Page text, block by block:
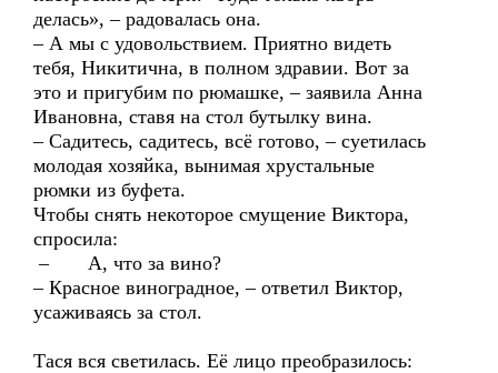
делась», – радовалась она.
– А мы с удовольствием. Приятно видеть
тебя, Никитична, в полном здравии. Вот за
это и пригубим по рюмашке, – заявила Анна
Ивановна, ставя на стол бутылку вина.
– Садитесь, садитесь, всё готово, – суетилась
молодая хозяйка, вынимая хрустальные
рюмки из буфета.
Чтобы снять некоторое смущение Виктора,
спросила:
– А, что за вино?
– Красное виноградное, – ответил Виктор,
усаживаясь за стол.
Тася вся светилась. Её лицо преобразилось: